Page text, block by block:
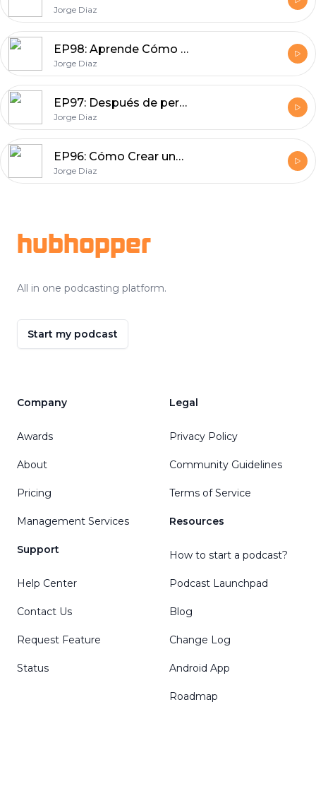
Jorge Diaz
EP98: Aprende Cómo Vender Más por WhatsApp
Jorge Diaz
EP97: Después de perder su Empleo Ayudo a Empresas a Generar Más Ventas B2B y Ahora es una Plataforma
Jorge Diaz
EP96: Cómo Crear una Agencia de Marketing Digital con SaaS en 2024
Jorge Diaz
hubhopper
All in one podcasting platform.
Start my podcast
Company
Awards
About
Pricing
Management Services
Support
Help Center
Contact Us
Request Feature
Status
Legal
Privacy Policy
Community Guidelines
Terms of Service
Resources
How to start a podcast?
Podcast Launchpad
Blog
Change Log
Android App
Roadmap